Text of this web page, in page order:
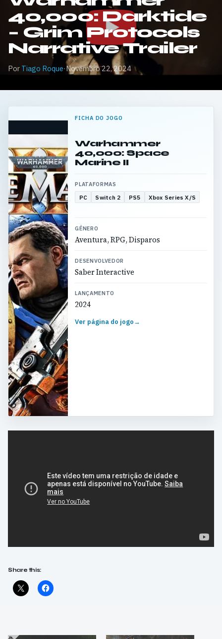
40,000: Darktide
– Grim Protocols
Narrative Trailer
Por Tiago Roque·Novembro 22, 2024
FICHA DO JOGO
Warhammer
40,000: Space
Marine II
PLATAFORMAS
PC Switch 2 PS5 Xbox Series X/S
GÉNERO
Aventura, RPG, Disparos
DESENVOLVEDOR
Saber Interactive
LANÇAMENTO
2024
Ver página do jogo→
Share this: